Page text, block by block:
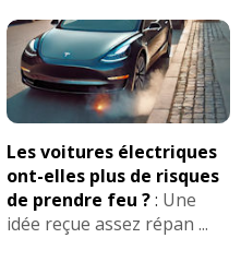
Les voitures électriques
ont-elles plus de risques
de prendre feu ?: Une
idée reçue assez répan ...